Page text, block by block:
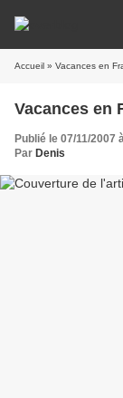
Accueil » Vacances en
Vacances en
Publié le 07/11/2007
Par Denis